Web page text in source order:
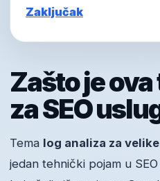
Zaključak
Zašto je
za SEO
Tema log analiza za
jedan tehnički pojam u